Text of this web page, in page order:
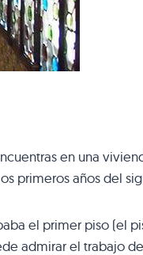
en una
primeros años del
el primer piso (el
admirar el trabajo